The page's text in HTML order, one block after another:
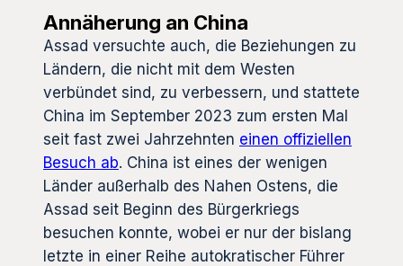
Annäherung an China
Assad versuchte auch, die Beziehungen zu
Ländern, die nicht mit dem Westen
verbündet sind, zu verbessern, und stattete
China im September 2023 zum ersten Mal
seit fast zwei Jahrzehnten einen offiziellen
Besuch ab. China ist eines der wenigen
Länder außerhalb des Nahen Ostens, die
Assad seit Beginn des Bürgerkriegs
besuchen konnte, wobei er nur der bislang
letzte in einer Reihe autokratischer Führer